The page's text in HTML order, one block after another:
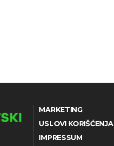
MARKETING
USLOVI KORIŠĆENJA
IMPRESSUM